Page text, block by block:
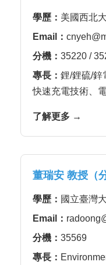
學歷： 美國西北
Email：
分機： 35220 /
專長： 鋰/鋰硫/鋅
快速充電技術、
了解更多 →
董瑞安 教授（
學歷： 國立臺灣
Email：
分機： 35569
專長：